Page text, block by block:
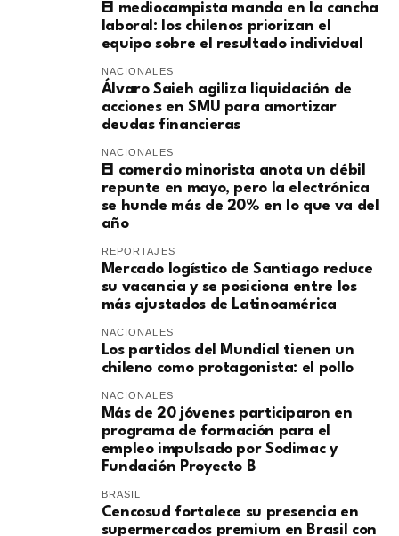
El mediocampista manda en la cancha
laboral: los chilenos priorizan el
equipo sobre el resultado individual
NACIONALES
​Álvaro Saieh agiliza liquidación de
acciones en SMU para amortizar
deudas financieras
NACIONALES
El comercio minorista anota un débil
repunte en mayo, pero la electrónica
se hunde más de 20% en lo que va del
año
REPORTAJES
Mercado logístico de Santiago reduce
su vacancia y se posiciona entre los
más ajustados de Latinoamérica
NACIONALES
Los partidos del Mundial tienen un
chileno como protagonista: el pollo
NACIONALES
Más de 20 jóvenes participaron en
programa de formación para el
empleo impulsado por Sodimac y
Fundación Proyecto B
BRASIL
Cencosud fortalece su presencia en
supermercados premium en Brasil con